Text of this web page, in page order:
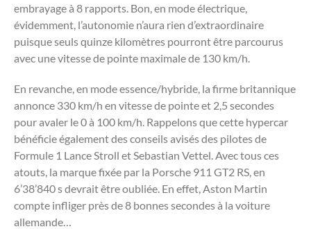
embrayage à 8 rapports. Bon, en mode électrique,
évidemment, l’autonomie n’aura rien d’extraordinaire
puisque seuls quinze kilomètres pourront être parcourus
avec une vitesse de pointe maximale de 130 km/h.
En revanche, en mode essence/hybride, la firme britannique
annonce 330 km/h en vitesse de pointe et 2,5 secondes
pour avaler le 0 à 100 km/h. Rappelons que cette hypercar
bénéficie également des conseils avisés des pilotes de
Formule 1 Lance Stroll et Sebastian Vettel. Avec tous ces
atouts, la marque fixée par la Porsche 911 GT2 RS, en
6’38’840 s devrait être oubliée. En effet, Aston Martin
compte infliger près de 8 bonnes secondes à la voiture
allemande…